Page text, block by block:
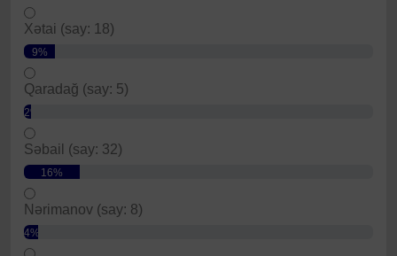
Xətai (say: 18)
9%
Qaradağ (say: 5)
2%
Səbail (say: 32)
16%
Nərimanov (say: 8)
4%